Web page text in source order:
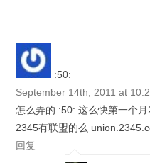
:50:
September 14th, 2011 at
怎么弄的 :50: 这么快第一个
2345有联盟的么
回复